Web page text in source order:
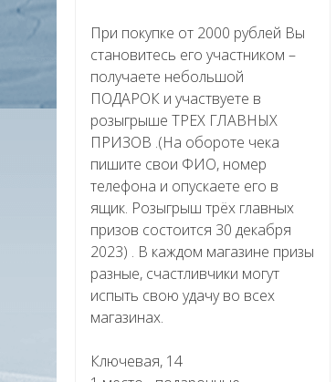
При покупке от 2000 рублей Вы
становитесь его участником –
получаете небольшой
ПОДАРОК и участвуете в
розыгрыше ТРЕХ ГЛАВНЫХ
ПРИЗОВ .(На обороте чека
пишите свои ФИО, номер
телефона и опускаете его в
ящик. Розыгрыш трёх главных
призов состоится 30 декабря
2023) . В каждом магазине призы
разные, счастливчики могут
испыть свою удачу во всех
магазинах.
Ключевая, 14